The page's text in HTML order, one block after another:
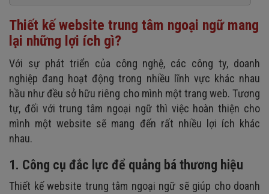
7. Hỗ trợ, tư vấn trực tuyến
8. Trang tin tức - sự kiện
6. Website bảo mật cao
Thiết kế website trung tâm ngoại ngữ mang
lại những lợi ích gì?
Với sự phát triển của công nghệ, các công ty, doanh
nghiệp đang hoạt động trong nhiều lĩnh vực khác nhau
hầu như đều sở hữu riêng cho mình một trang web. Tương
tự, đối với trung tâm ngoại ngữ thì việc hoàn thiện cho
mình một website sẽ mang đến rất nhiều lợi ích khác
nhau.
1. Công cụ đắc lực để quảng bá thương hiệu
Thiết kế website trung tâm ngoại ngữ sẽ giúp cho doanh